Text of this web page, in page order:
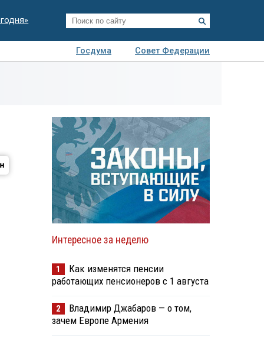
Госдума
Совет Федерации
Интересное за неделю
1
Как изменятся пенсии
работающих пенсионеров с 1 августа
2
Владимир Джабаров — о том,
зачем Европе Армения